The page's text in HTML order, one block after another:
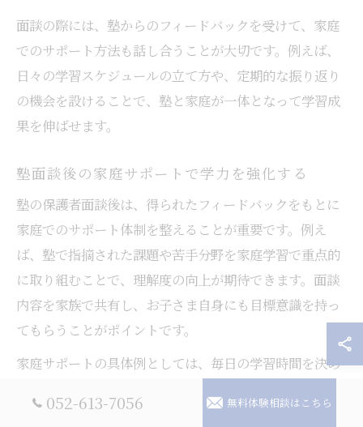
面談の際には、塾からのフィードバックを受けて、家庭
でのサポート方法も話し合うことが大切です。例えば、
日々の学習スケジュールの立て方や、定期的な振り返り
の機会を設けることで、塾と家庭が一体となって学習成
果を伸ばせます。
塾面談後の家庭サポートで学力を強化する
塾の保護者面談後は、得られたフィードバックをもとに
家庭でのサポート体制を整えることが重要です。例え
ば、塾で指摘された課題や苦手分野を家庭学習で重点的
に取り組むことで、理解度の向上が期待できます。面談
内容を家族で共有し、お子さま自身にも目標意識を持っ
てもらうことがポイントです。
家庭サポートの具体例としては、毎日の学習時間を決め
あります。また、自習室の利用を塾と連携しながら進め
052-613-7056 無料体験相談はこちら